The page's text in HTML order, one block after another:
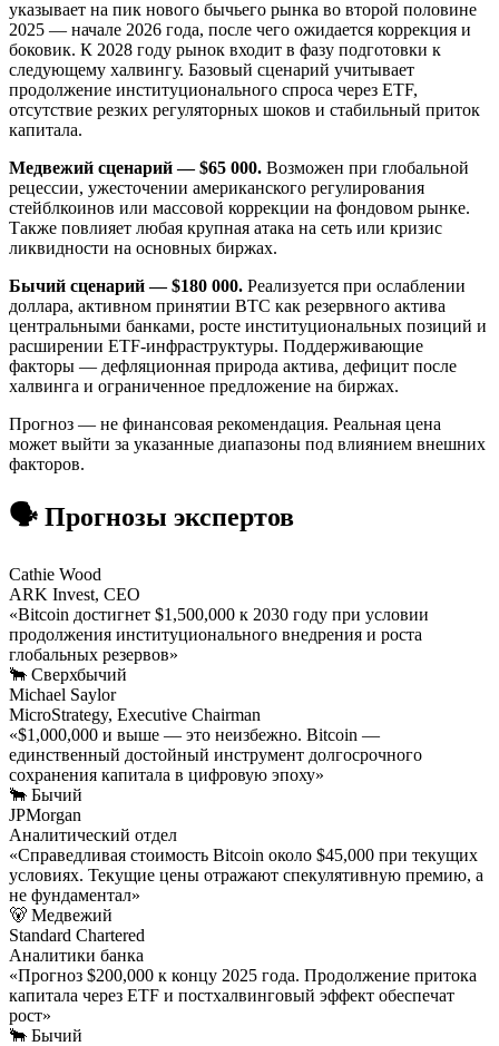
указывает на пик нового бычьего рынка во второй половине
2025 — начале 2026 года, после чего ожидается коррекция и
боковик. К 2028 году рынок входит в фазу подготовки к
следующему халвингу. Базовый сценарий учитывает
продолжение институционального спроса через ETF,
отсутствие резких регуляторных шоков и стабильный приток
капитала.
Медвежий сценарий — $65 000. Возможен при глобальной
рецессии, ужесточении американского регулирования
стейблкоинов или массовой коррекции на фондовом рынке.
Также повлияет любая крупная атака на сеть или кризис
ликвидности на основных биржах.
Бычий сценарий — $180 000. Реализуется при ослаблении
доллара, активном принятии BTC как резервного актива
центральными банками, росте институциональных позиций и
расширении ETF-инфраструктуры. Поддерживающие
факторы — дефляционная природа актива, дефицит после
халвинга и ограниченное предложение на биржах.
Прогноз — не финансовая рекомендация. Реальная цена
может выйти за указанные диапазоны под влиянием внешних
факторов.
🗣️ Прогнозы экспертов
Cathie Wood
ARK Invest, CEO
«Bitcoin достигнет $1,500,000 к 2030 году при условии
продолжения институционального внедрения и роста
глобальных резервов»
🐂 Сверхбычий
Michael Saylor
MicroStrategy, Executive Chairman
«$1,000,000 и выше — это неизбежно. Bitcoin —
единственный достойный инструмент долгосрочного
сохранения капитала в цифровую эпоху»
🐂 Бычий
JPMorgan
Аналитический отдел
«Справедливая стоимость Bitcoin около $45,000 при текущих
условиях. Текущие цены отражают спекулятивную премию, а
не фундаментал»
🐻 Медвежий
Standard Chartered
Аналитики банка
«Прогноз $200,000 к концу 2025 года. Продолжение притока
капитала через ETF и постхалвинговый эффект обеспечат
рост»
🐂 Бычий